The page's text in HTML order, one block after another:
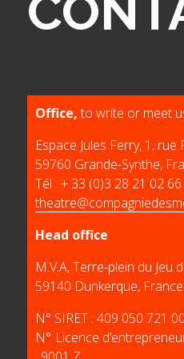
Office,to write or meet
Espace Jules Ferry, 1, rue
59760 Grande-Synthe,
Tél : + 33 (0)3 28 21 02 66
Head office
M.V.A, Terre-plein du Jeu
59140 Dunkerque, France
N° SIRET : 409 050 721
N° Licence